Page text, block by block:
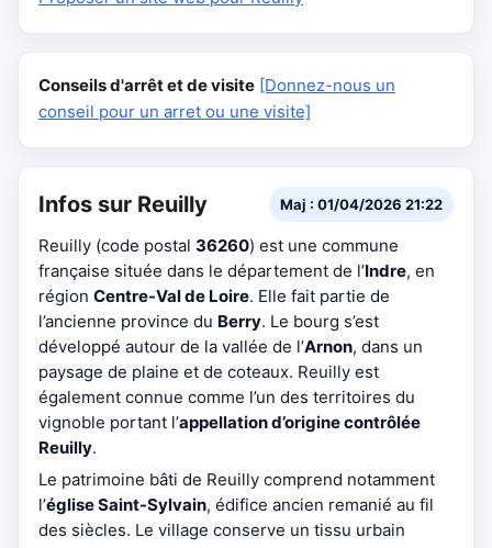
Conseils d'arrêt et de visite [Donnez-nous un
conseil pour un arret ou une visite]
Infos sur Reuilly Maj : 01/04/2026 21:22
Reuilly (code postal 36260) est une commune
française située dans le département de l’Indre, en
région Centre-Val de Loire. Elle fait partie de
l’ancienne province du Berry. Le bourg s’est
développé autour de la vallée de l’Arnon, dans un
paysage de plaine et de coteaux. Reuilly est
également connue comme l’un des territoires du
vignoble portant l’appellation d’origine contrôlée
Reuilly.
Le patrimoine bâti de Reuilly comprend notamment
l’église Saint-Sylvain, édifice ancien remanié au fil
des siècles. Le village conserve un tissu urbain